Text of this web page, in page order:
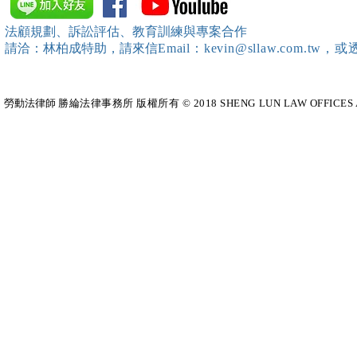
治教育訓練）課程 邀請本所律
師團隊擔任講師，課程圓滿完
成~*
法顧規劃、訴訟評估、教育訓練與專案合作
請洽：林柏成特助 ，請來信Email：kevin@sllaw.com.tw，
勞動法律師​ 勝綸法律事務所 版權所有 © 2018 SHENG LUN LAW